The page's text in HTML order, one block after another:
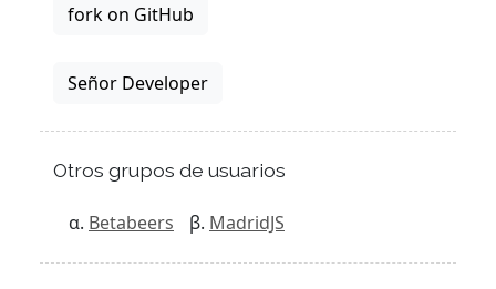
fork on GitHub
Señor Developer
Otros grupos de usuarios
Betabeers MadridJS